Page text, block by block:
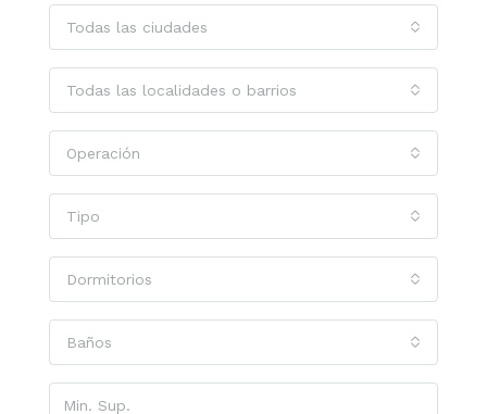
Todas las ciudades
Todas las localidades o barrios
Operación
Tipo
Dormitorios
Baños